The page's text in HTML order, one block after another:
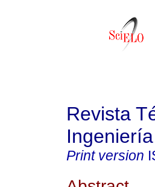
Revista
Print version